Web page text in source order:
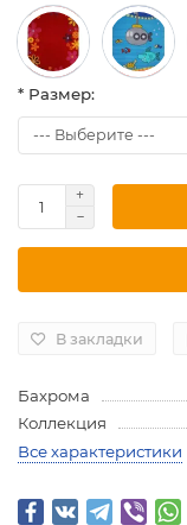
* Размер:
В закладки
Бахрома
Коллекция
Все характеристики